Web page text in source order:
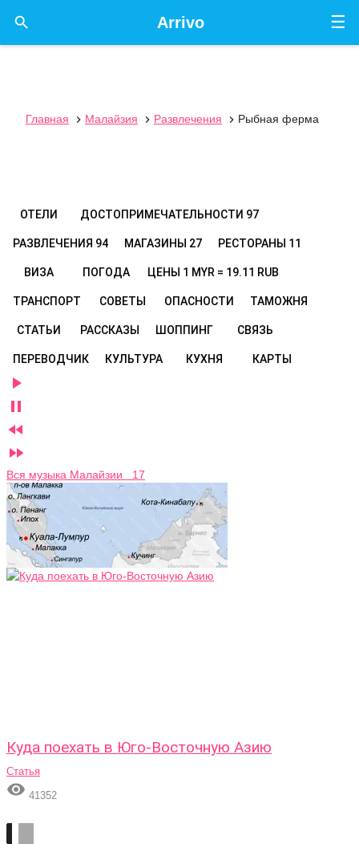
☰
Arrivo

Главная  Малайзия  Развлечения  Рыбная ферма
ОТЕЛИ ДОСТОПРИМЕЧАТЕЛЬНОСТИ 97
РАЗВЛЕЧЕНИЯ 94 МАГАЗИНЫ 27 РЕСТОРАНЫ 11
ВИЗА ПОГОДА ЦЕНЫ 1 MYR = 19.11 RUB
ТРАНСПОРТ СОВЕТЫ ОПАСНОСТИ ТАМОЖНЯ
СТАТЬИ РАССКАЗЫ ШОППИНГ СВЯЗЬ
ПЕРЕВОДЧИК КУЛЬТУРА КУХНЯ КАРТЫ




Вся музыка Малайзии 17
Куда поехать в Юго-Восточную Азию
Статья
 41352